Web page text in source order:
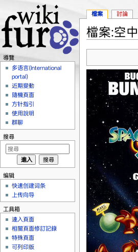
檔案:空
檔案 討論
導覽
多语言(International
portal)
近期變動
隨機頁面
方针指引
使用說明
群聊
搜尋
编辑
快速创建词条
上传向导
工具箱
連入頁面
相關頁面修訂記錄
特殊頁面
可列印版